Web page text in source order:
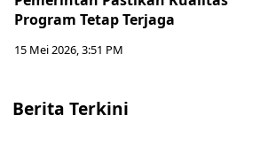
Program Tetap Terjaga
15 Mei 2026, 3:51 PM
Berita Terkini